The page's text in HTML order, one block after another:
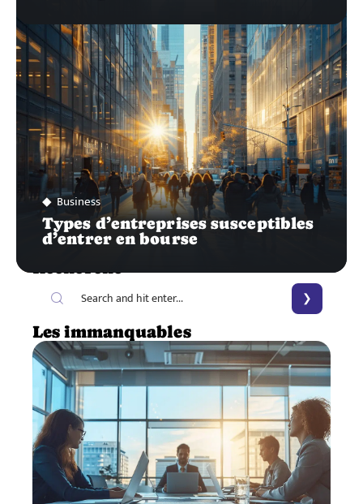
Business
Types d’entreprises susceptibles
d’entrer en bourse
Recherche
Les immanquables